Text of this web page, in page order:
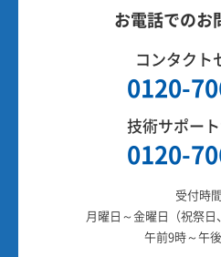
お電話でのお
コンタクト
0120-
技術サポー
0120-
受付時
月曜日～金曜日（祝祭日
午前9時～午